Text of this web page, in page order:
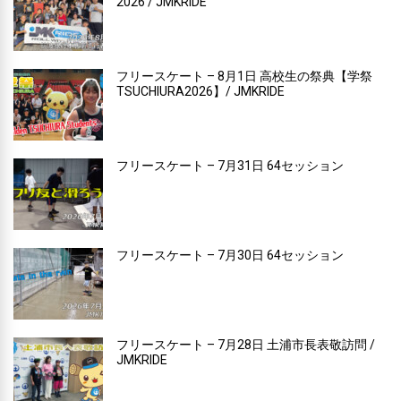
フリースケート – 8月1日 高校生の祭典【学祭
TSUCHIURA2026】/ JMKRIDE
フリースケート – 7月31日 64セッション
フリースケート – 7月30日 64セッション
フリースケート – 7月28日 土浦市長表敬訪問 /
JMKRIDE